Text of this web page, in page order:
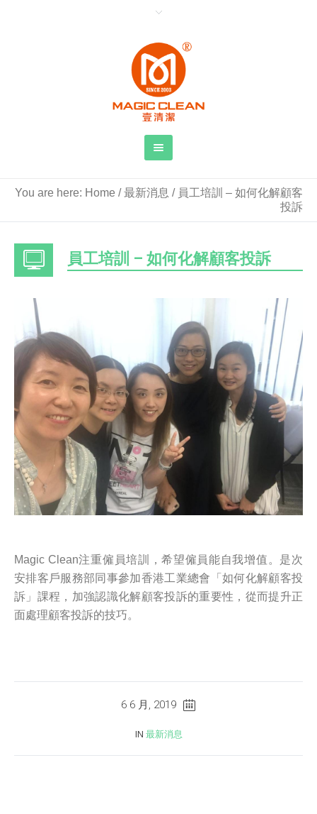
You are here: Home /最新消息 / 員工培訓 – 如何化解顧客
投訴
員工培訓 – 如何化解顧客投訴
Magic Clean注重僱員培訓，希望僱員能自我增值。是次
安排客戶服務部同事參加香港工業總會「如何化解顧客投
訴」課程，加強認識化解顧客投訴的重要性，從而提升正
面處理顧客投訴的技巧。
6 6 月, 2019
IN 最新消息